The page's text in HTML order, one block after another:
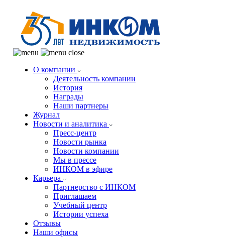
О компании
Деятельность компании
История
Награды
Наши партнеры
Журнал
Новости и аналитика
Пресс-центр
Новости рынка
Новости компании
Мы в прессе
ИНКОМ в эфире
Карьера
Партнерство с ИНКОМ
Приглашаем
Учебный центр
Истории успеха
Отзывы
Наши офисы